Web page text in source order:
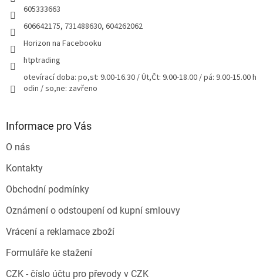
605333663
606642175, 731488630, 604262062
Horizon na Facebooku
htptrading
otevírací doba: po,st: 9.00-16.30 / Út,Čt: 9.00-18.00 / pá: 9.00-15.00 h
odin / so,ne: zavřeno
Informace pro Vás
O nás
Kontakty
Obchodní podmínky
Oznámení o odstoupení od kupní smlouvy
Vrácení a reklamace zboží
Formuláře ke stažení
CZK - číslo účtu pro převody v CZK